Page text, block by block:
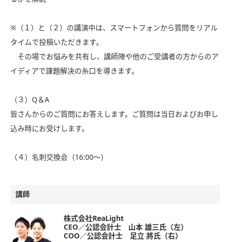
※（１）と（２）の講演中は、スマートフォンから質問をリアル
タイムで投稿いただきます。
その場でお悩みを共有し、講師陣や他のご受講者の方からのア
イディアで課題解決の糸口を導きます。
（３）Q＆A
皆さんからのご質問にお答えします。ご質問は当日およびお申し
込み時にお受けします。
（４）名刺交換会（16:00～）
講師
株式会社ReaLight
CEO／公認会計士 山本 雄三氏（左）
COO／公認会計士 足立 將氏（右）